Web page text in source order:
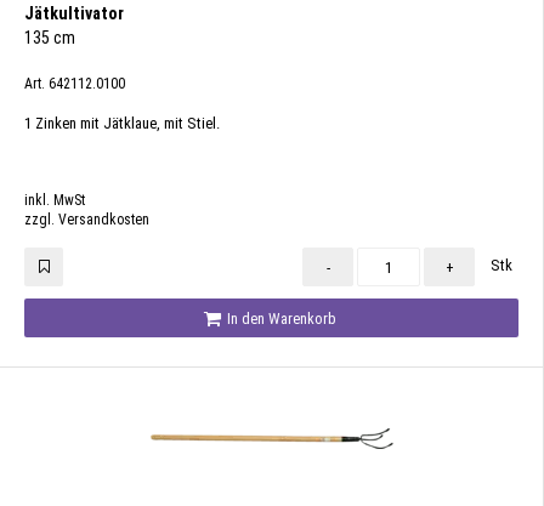
Jätkultivator
135 cm
Art. 642112.0100
1 Zinken mit Jätklaue, mit Stiel.
inkl. MwSt
zzgl. Versandkosten
- + Stk
In den Warenkorb